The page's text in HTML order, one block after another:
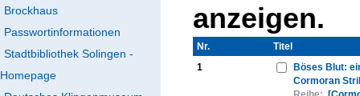
Brockhaus
Passwortinformationen
Stadtbibliothek Solingen -
Homepage
anzeigen.
Nr.
Titel
1
Böses Blut:
Cormoran